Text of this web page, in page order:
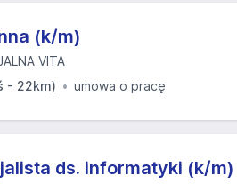
(k/m)
VITA
- 22km)
umowa o pracę
ds. informatyki (k/m)